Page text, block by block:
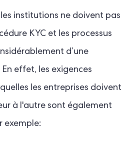
institutions ne doivent pas
KYC et les processus
d’une
effet, les exigences
les entreprises doivent
à l'autre sont également
exemple: